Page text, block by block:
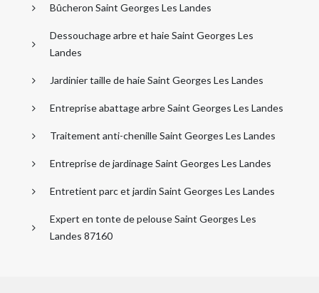
Bûcheron Saint Georges Les Landes
Dessouchage arbre et haie Saint Georges Les
Landes
Jardinier taille de haie Saint Georges Les Landes
Entreprise abattage arbre Saint Georges Les Landes
Traitement anti-chenille Saint Georges Les Landes
Entreprise de jardinage Saint Georges Les Landes
Entretient parc et jardin Saint Georges Les Landes
Expert en tonte de pelouse Saint Georges Les
Landes 87160